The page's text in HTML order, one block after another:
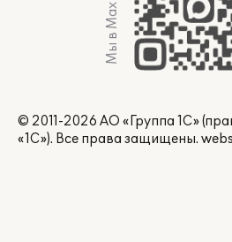
Мы в Max
© 2011-2026 АО «Группа 1С»
«1С»). Все права защищены.